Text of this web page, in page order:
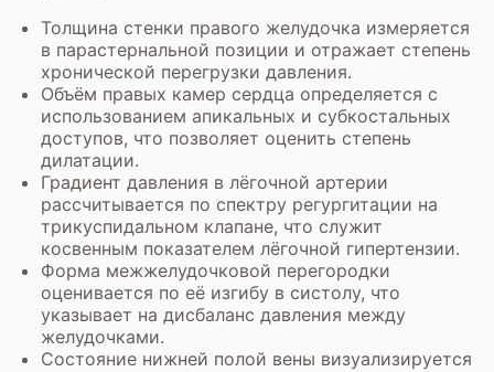
Толщина стенки правого желудочка измеряется
в парастернальной позиции и отражает степень
хронической перегрузки давления.
Объём правых камер сердца определяется с
использованием апикальных и субкостальных
доступов, что позволяет оценить степень
дилатации.
Градиент давления в лёгочной артерии
рассчитывается по спектру регургитации на
трикуспидальном клапане, что служит
косвенным показателем лёгочной гипертензии.
Форма межжелудочковой перегородки
оценивается по её изгибу в систолу, что
указывает на дисбаланс давления между
желудочками.
Состояние нижней полой вены визуализируется